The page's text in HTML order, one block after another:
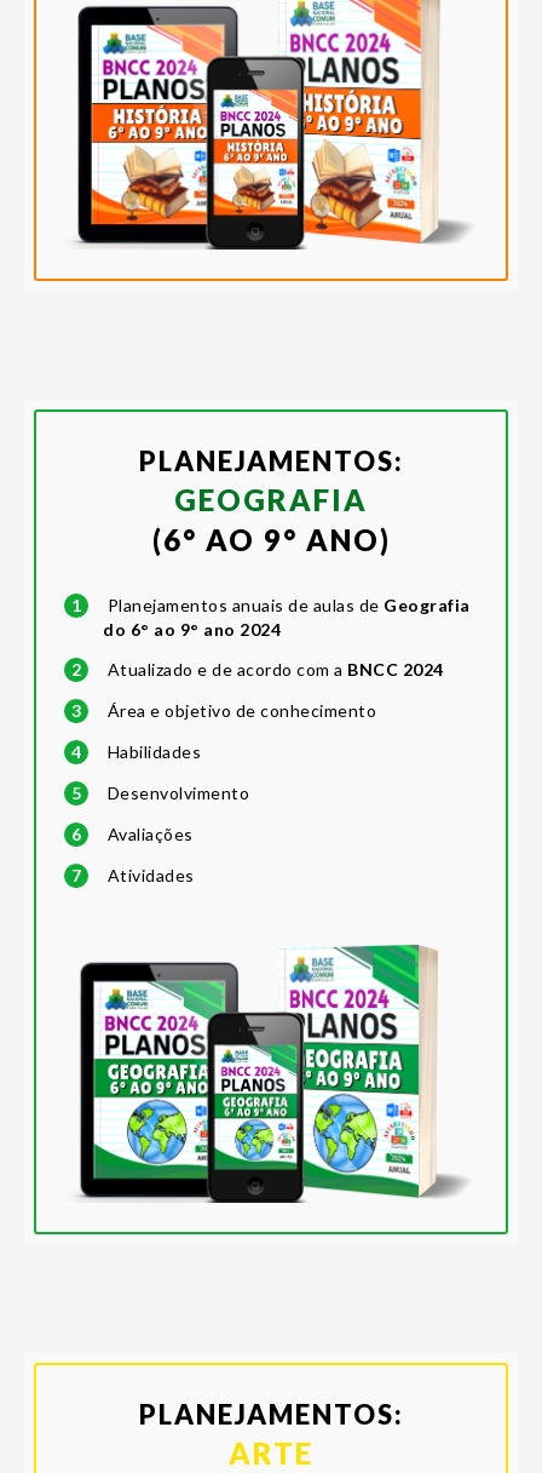
PLANEJAMENTOS:
GEOGRAFIA
(6° AO 9° ANO)
1 Planejamentos anuais de aulas de Geografia
do 6° ao 9° ano 2024
2
Atualizado e de acordo com a BNCC 2024
3
Área e objetivo de conhecimento
4
Habilidades
5
Desenvolvimento
6
Avaliações
7
Atividades
PLANEJAMENTOS:
ARTE